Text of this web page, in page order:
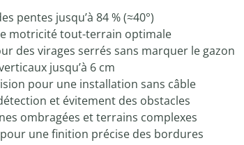
pentes jusqu’à 84 % (≈40°)
motricité tout-terrain optimale
des virages serrés sans marquer le gazon
jusqu’à 6 cm
pour une installation sans câble
et évitement des obstacles
ombragées et terrains complexes
une finition précise des bordures